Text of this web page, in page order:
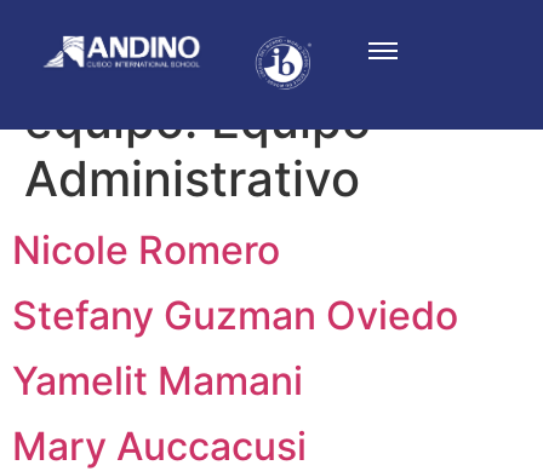
Categorias de
equipo:Equipo
Administrativo
Nicole Romero
Stefany Guzman Oviedo
Yamelit Mamani
Mary Auccacusi